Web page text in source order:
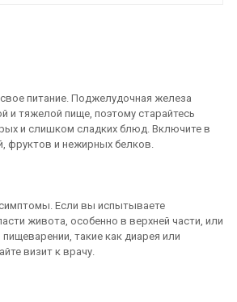
питание. Поджелудочная железа
и тяжелой пище, поэтому старайтесь
и слишком сладких блюд. Включите в
фруктов и нежирных белков.
Если вы испытываете
живота, особенно в верхней части, или
такие как диарея или
визит к врачу.